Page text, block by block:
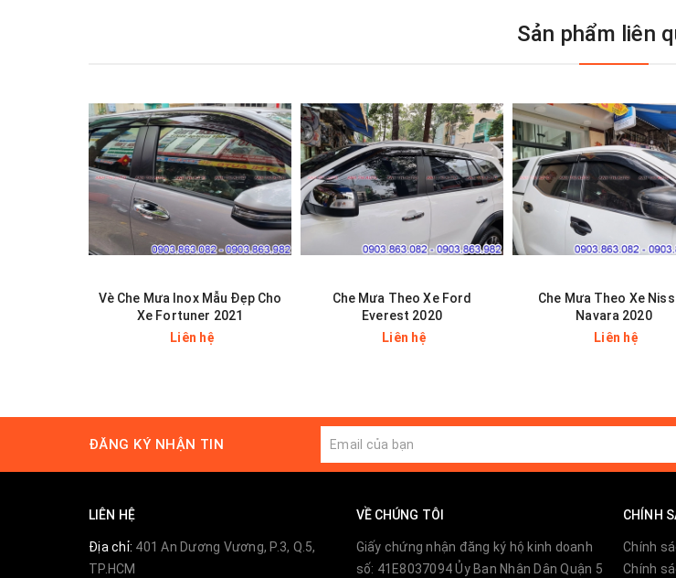
Sản phẩm liên
Vè Che Mưa Inox Mẫu Đẹp Cho
Xe Fortuner 2021
Liên hệ
Che Mưa Theo Xe Ford
Everest 2020
Liên hệ
Che Mưa Theo Xe
Navara 2020
Liên hệ
ĐĂNG KÝ NHẬN TIN
LIÊN HỆ
Địa chỉ: 401 An Dương Vương, P.3, Q.5,
TP.HCM
VỀ CHÚNG TÔI
Giấy chứng nhận đăng ký hộ kinh doanh
số: 41E8037094 Ủy Ban Nhân Dân Quận 5
CHÍNH
Chính
Chính